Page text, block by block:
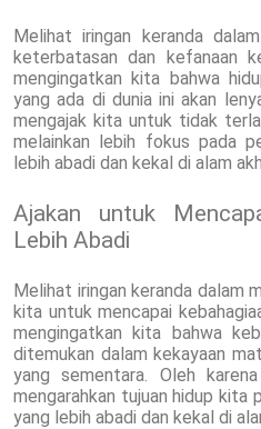
Melihat iringan keranda
keterbatasan dan kefanaan
mengingatkan kita bahwa
yang ada di dunia ini akan
mengajak kita untuk tidak
melainkan lebih fokus pada
lebih abadi dan kekal di alam
Ajakan untuk
Lebih Abadi
Melihat iringan keranda dalam
kita untuk mencapai
mengingatkan kita bahwa
ditemukan dalam kekayaan
yang sementara. Oleh
mengarahkan tujuan hidup kita
yang lebih abadi dan kekal di